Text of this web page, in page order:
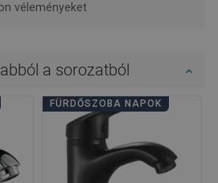
véleményeket
a sorozatból
FÜRDŐSZOBA NAPOK